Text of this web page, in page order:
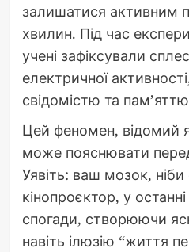
залишатися активним
хвилин. Під час
учені зафіксували
електричної
свідомістю та
Цей феномен, відомий
може пояснювати
Уявіть: ваш мозок,
кінопроєктор, у
спогади, створюючи
навіть ілюзію “життя